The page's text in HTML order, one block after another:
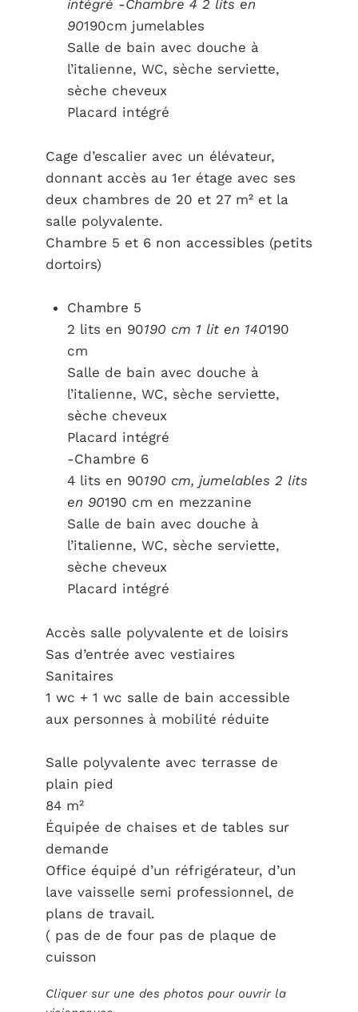
intégré -Chambre 4 2 lits en
90190cm jumelables
Salle de bain avec douche à
l’italienne, WC, sèche serviette,
sèche cheveux
Placard intégré
Cage d’escalier avec un élévateur,
donnant accès au 1er étage avec ses
deux chambres de 20 et 27 m² et la
salle polyvalente.
Chambre 5 et 6 non accessibles (petits
dortoirs)
Chambre 5
2 lits en 90190 cm 1 lit en 140190
cm
Salle de bain avec douche à
l’italienne, WC, sèche serviette,
sèche cheveux
Placard intégré
-Chambre 6
4 lits en 90190 cm, jumelables 2 lits
en 90190 cm en mezzanine
Salle de bain avec douche à
l’italienne, WC, sèche serviette,
sèche cheveux
Placard intégré
Accès salle polyvalente et de loisirs
Sas d’entrée avec vestiaires
Sanitaires
1 wc + 1 wc salle de bain accessible
aux personnes à mobilité réduite
Salle polyvalente avec terrasse de
plain pied
84 m²
Équipée de chaises et de tables sur
demande
Office équipé d’un réfrigérateur, d’un
lave vaisselle semi professionnel, de
plans de travail.
( pas de de four pas de plaque de
cuisson
Cliquer sur une des photos pour ouvrir la